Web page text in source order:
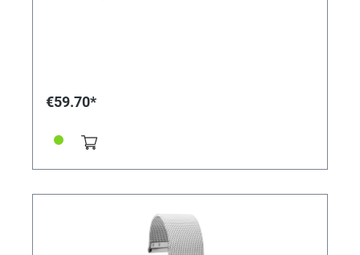
€59.70*